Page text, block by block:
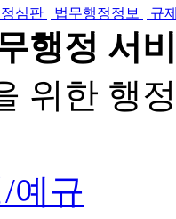
심판 법무행정정보 규
행정 서
위한 행
예규